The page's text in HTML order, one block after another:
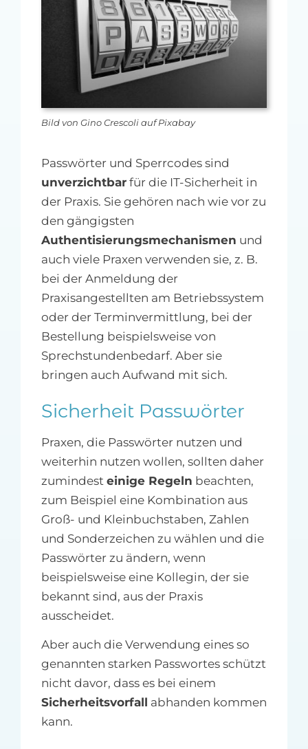
MFA-heute Newsletter-Anmeldung
Ihre Werbung auf MFA-heute.de
SucheBild von Gino Crescoli auf Pixabay
Passwörter und Sperrcodes sind
unverzichtbarfür die IT-Sicherheit in
der Praxis. Sie gehören nach wie vor zu
den gängigsten
Authentisierungsmechanismen und
auch viele Praxen verwenden sie, z. B.
bei der Anmeldung der
Praxisangestellten am Betriebssystem
oder der Terminvermittlung, bei der
Bestellung beispielsweise von
Sprechstundenbedarf. Aber sie
bringen auch Aufwand mit sich.
Sicherheit Passwörter
Praxen, die Passwörter nutzen und
weiterhin nutzen wollen, sollten daher
zumindest einige Regeln beachten,
zum Beispiel eine Kombination aus
Groß- und Kleinbuchstaben, Zahlen
und Sonderzeichen zu wählen und die
Passwörter zu ändern, wenn
beispielsweise eine Kollegin, der sie
bekannt sind, aus der Praxis
ausscheidet.
Aber auch die Verwendung eines so
genannten starken Passwortes schützt
nicht davor, dass es bei einem
Sicherheitsvorfall abhanden kommen
kann.